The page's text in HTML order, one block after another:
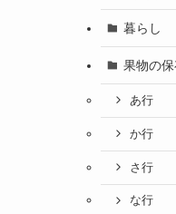
暮らし
果物の
あ行
か行
さ行
な行